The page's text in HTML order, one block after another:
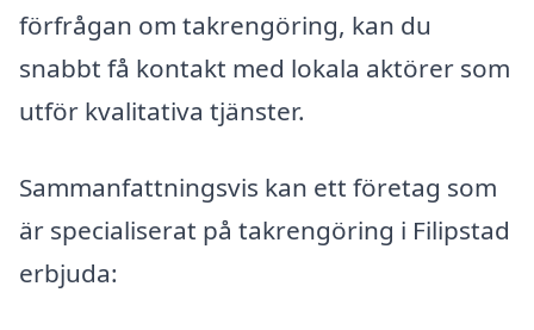
förfrågan om takrengöring, kan du
snabbt få kontakt med lokala aktörer som
utför kvalitativa tjänster.
Sammanfattningsvis kan ett företag som
är specialiserat på takrengöring i Filipstad
erbjuda: